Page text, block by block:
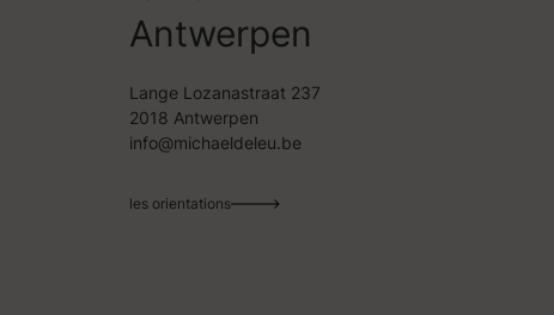
Antwerpen
Lange Lozanastraat 237
2018 Antwerpen
info@michaeldeleu.be
les orientations